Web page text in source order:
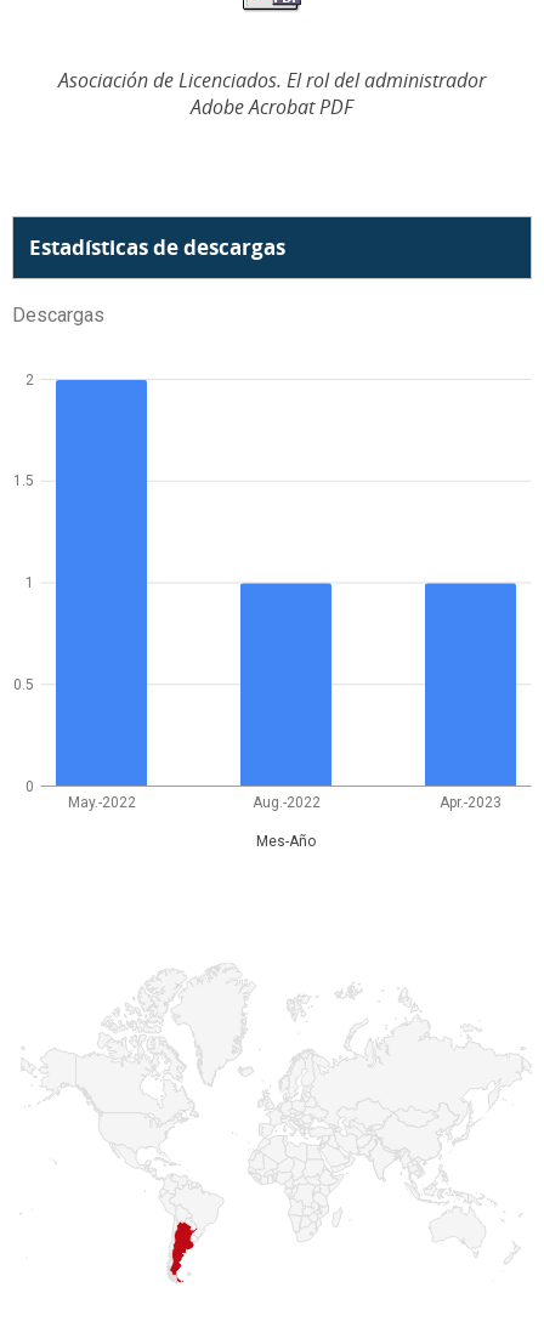
Asociación de Licenciados. El rol del administrador
Adobe Acrobat PDF
Estadísticas de descargas
Descargas
May.-2022 Aug.-2022 Apr.-2023
Mes-Año
0
0.5
1
1.5
2